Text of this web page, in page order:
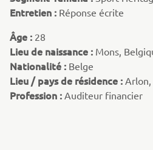
Entretien : Réponse écrite
Âge : 28
Lieu de naissance : Mons,
Nationalité : Belge
Lieu / pays de résidence :
Profession : Auditeur financier